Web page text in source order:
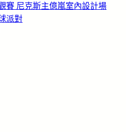
賽 尼克斯主億嵐室內設計場
派對